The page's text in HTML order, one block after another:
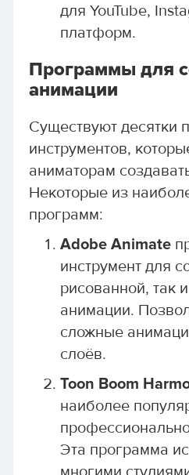
для YouTube,
платформ.
Программы для
анимации
Существуют десятки
инструментов,
аниматорам
Некоторые из
программ:
Adobe Animate
инструмент для
рисованной, так
анимации.
сложные
слоёв.
Toon Boom
наиболее
Эта программа